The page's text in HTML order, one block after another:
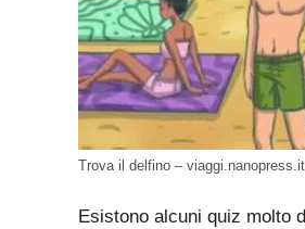
Trova il delfino – viaggi.nanopress.it
Esistono alcuni quiz molto